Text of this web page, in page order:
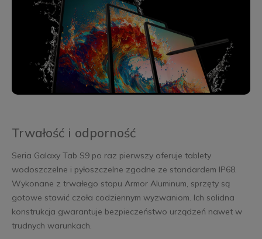
Trwałość i odporność
Seria Galaxy Tab S9 po raz pierwszy oferuje tablety
wodoszczelne i pyłoszczelne zgodne ze standardem IP68.
Wykonane z trwałego stopu Armor Aluminum, sprzęty są
gotowe stawić czoła codziennym wyzwaniom. Ich solidna
konstrukcja gwarantuje bezpieczeństwo urządzeń nawet w
trudnych warunkach.